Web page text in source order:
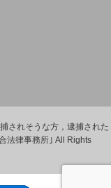
されそうな方，逮捕された
法律事務所｣ All Rights